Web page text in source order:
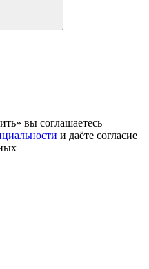
вы соглашаетесь
и даёте согласие